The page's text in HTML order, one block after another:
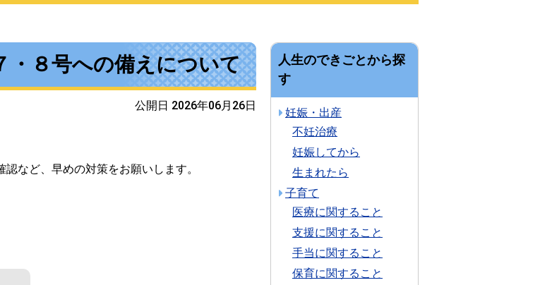
・８号への備えについて
公開日 2026年06月26日
など、早めの対策をお願いします。
人生のできごとから探
す
妊娠・出産
不妊治療
妊娠してから
生まれたら
子育て
医療に関すること
支援に関すること
手当に関すること
保育に関すること